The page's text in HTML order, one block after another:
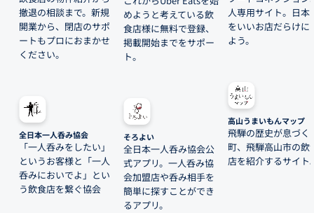
撤退の相談まで。新規
開業から、閉店のサポ
ートもプロにおまかせ
ください。
全日本一人呑み協会
「一人呑みをしたい」
というお客様と「一人
呑みにおいでよ」とい
う飲食店を繋ぐ協会
めようと考えている飲
食店様に無料で登録、
掲載開始までをサポー
ト。
そろよい
全日本一人呑み協会公
式アプリ。一人呑み協
会加盟店や呑み相手を
簡単に探すことができ
るアプリ。
人専用サイト。日本
をいいお店だらけに
よう。
高山うまいもんマップ
飛騨の歴史が息づく
町、飛騨高山市の飲
店を紹介するサイト